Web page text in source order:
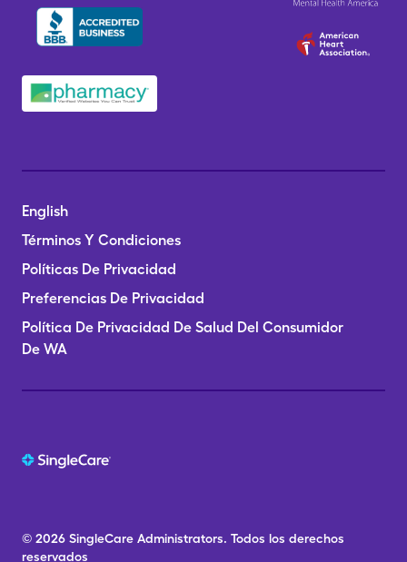
English
Términos Y Condiciones
Políticas De Privacidad
Preferencias De Privacidad
Política De Privacidad De Salud Del Consumidor
De WA
© 2026 SingleCare Administrators. Todos los derechos
reservados